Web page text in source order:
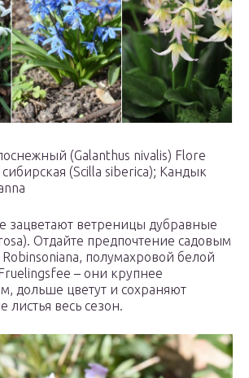
(Galanthus nivalis) Flore
(Scilla siberica); Кандык
зацветают ветреницы дубравные
Отдайте предпочтение садовым
полумахровой белой
– они крупнее
дольше цветут и сохраняют
весь сезон.